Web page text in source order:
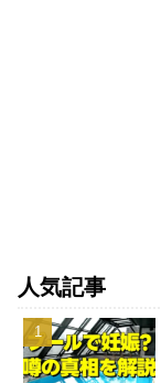
人気記事